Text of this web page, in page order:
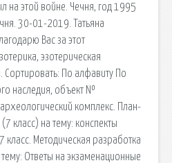
на этой войне. Чечня, год 1995
30-01-2019. Татьяна
Вас за этот
эзотерическая
Сортировать: По алфавиту По
наследия, объект №
комплекс. План-
класс) на тему: конспекты
класс. Методическая разработка
Ответы на экзаменационные